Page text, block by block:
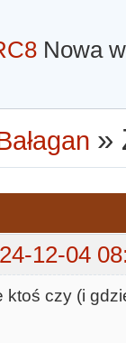
Nowa
»
12-04
ktoś czy (i